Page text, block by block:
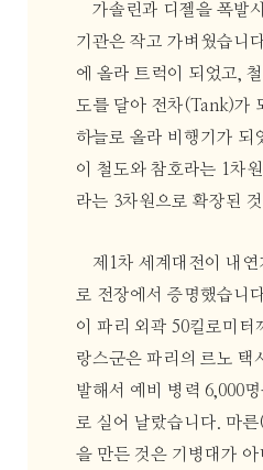
가솔린과 디젤을 폭발
기관은 작고 가벼웠습니
에 올라 트럭이 되었고,
도를 달아 전차(Tank)가
하늘로 올라 비행기가 되
이 철도와 참호라는 1차
라는 3차원으로 확장된 것
제1차 세계대전이 내
로 전장에서 증명했습니
이 파리 외곽 50킬로미터
랑스군은 파리의 르노 택
발해서 예비 병력 6,000
로 실어 날랐습니다. 마
을 만든 것은 기병대가